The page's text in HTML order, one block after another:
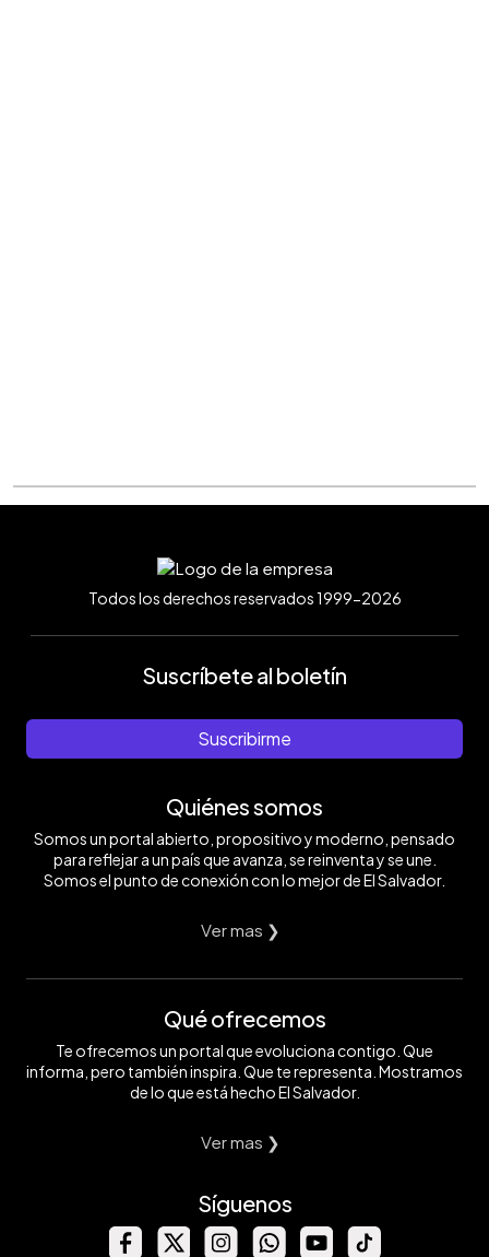
Todos los derechos reservados 1999-2026
Suscríbete al boletín
Suscribirme
Quiénes somos
Somos un portal abierto, propositivo y moderno, pensado
para reflejar a un país que avanza, se reinventa y se une.
Somos el punto de conexión con lo mejor de El Salvador.
Ver mas ❯
Qué ofrecemos
Te ofrecemos un portal que evoluciona contigo. Que
informa, pero también inspira. Que te representa. Mostramos
de lo que está hecho El Salvador.
Ver mas ❯
Síguenos